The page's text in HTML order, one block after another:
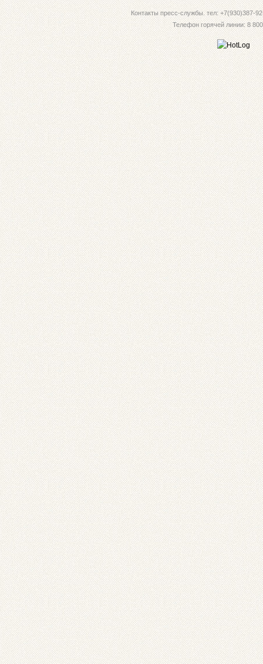
Контакты пресс-службы. тел: +7(930)387-
Телефон горячей линии: 8